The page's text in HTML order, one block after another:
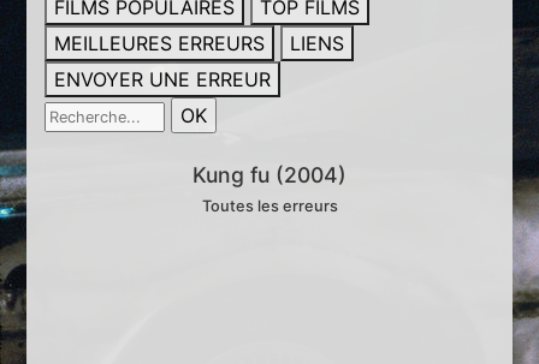
FILMS POPULAIRES
TOP FILMS
MEILLEURES ERREURS
LIENS
ENVOYER UNE ERREUR
Kung fu (2004)
Toutes les erreurs